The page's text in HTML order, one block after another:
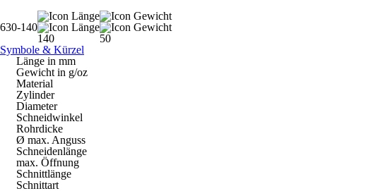
630-140
140
50
Symbole & Kürzel
Länge in mm
Gewicht in g/oz
Material
Zylinder
Diameter
Schneidwinkel
Rohrdicke
Ø max. Anguss
Schneidenlänge
max. Öffnung
Schnittlänge
Schnittart